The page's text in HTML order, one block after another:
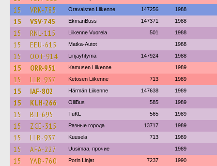
15 VRK-785 Oravaisten Liikenne 147256 1988
15 VSV-745 EkmanBuss 147371 1988
15 RNL-115 Liikenne Vuorela 501 1988
15 EEU-615 Matka-Autot 1988
15 OOT-914 Linjayhtymä 147924 1988
15 ORR-951 Kamusen Liikenne 1989
15 LLB-937 Ketosen Liikenne 713 1989
15 IAF-802 Härmän Liikenne 147638 1989
15 KLH-266 OlliBus 585 1989
15 BIJ-695 TuKL 565 1989
15 ZCE-315 Разные города 13717 1989
15 LLB-937 Kuusela 713 1989
15 AFA-227 Uusimaa, прочие 1989
15 YAB-760 Porin Linjat 7237 1990